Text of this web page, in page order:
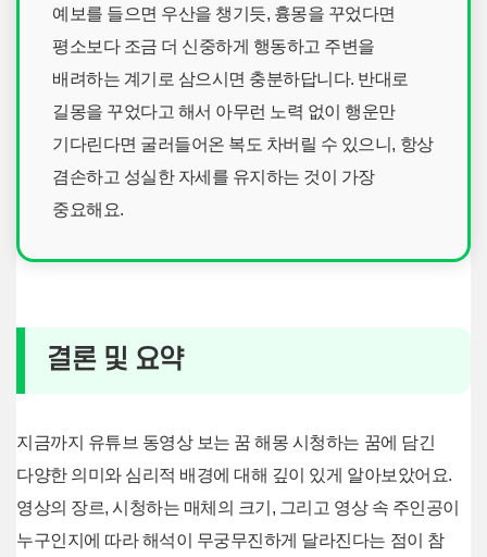
예보를 들으면 우산을 챙기듯, 흉몽을 꾸었다면
평소보다 조금 더 신중하게 행동하고 주변을
배려하는 계기로 삼으시면 충분하답니다. 반대로
길몽을 꾸었다고 해서 아무런 노력 없이 행운만
기다린다면 굴러들어온 복도 차버릴 수 있으니, 항상
겸손하고 성실한 자세를 유지하는 것이 가장
중요해요.
결론 및 요약
지금까지 유튜브 동영상 보는 꿈 해몽 시청하는 꿈에 담긴
다양한 의미와 심리적 배경에 대해 깊이 있게 알아보았어요.
영상의 장르, 시청하는 매체의 크기, 그리고 영상 속 주인공이
누구인지에 따라 해석이 무궁무진하게 달라진다는 점이 참